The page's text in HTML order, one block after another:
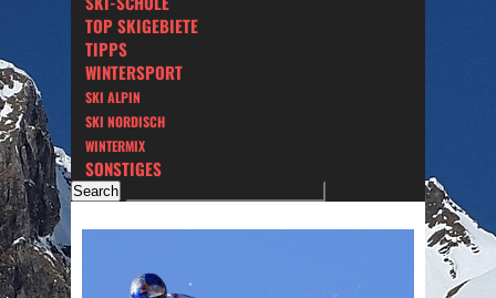
TOP SKIGEBIETE
TIPPS
WINTERSPORT
SKI ALPIN
SKI NORDISCH
WINTERMIX
SONSTIGES